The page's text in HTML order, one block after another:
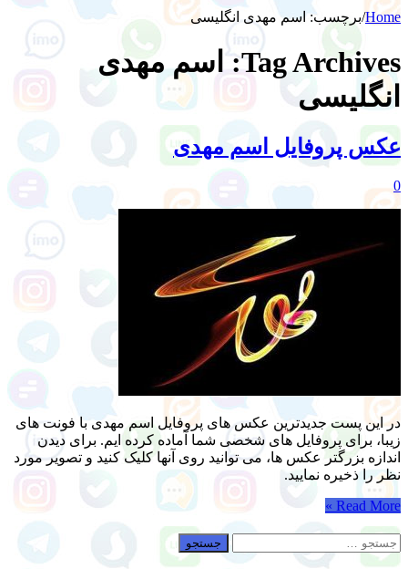
Home
/برچسب: اسم مهدی انگلیسی
Tag Archives:
اسم مهدی
انگلیسی
عکس پروفایل اسم مهدی
0
در این پست جدیدترین عکس های پروفایل اسم مهدی با فونت های
زیبا، برای پروفایل های شخصی شما آماده کرده ایم. برای دیدن
اندازه بزرگتر عکس ها، می توانید روی آنها کلیک کنید و تصویر مورد
نظر را ذخیره نمایید.
Read More »
جستجو
برای: